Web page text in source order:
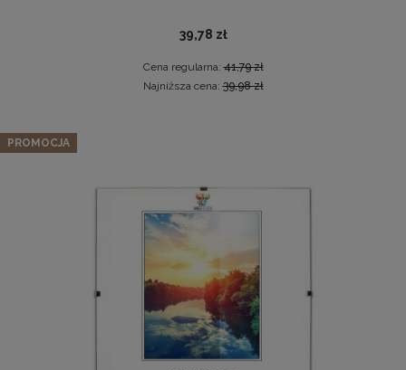
Drewniana ramka, rama na zdjęcia, obrazy w rozmiarze
50x100 cm, brązowa
pomarańczowych, z naturalnego drewna
186,67 zł
Cena regularna:
Najniższa cena:
DO KOSZYKA
39,78 zł
Cena regularna:41,79 zł
Najniższa cena:39,98 zł
PROMOCJA